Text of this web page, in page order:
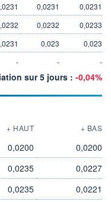
0,0231
0,0231
0,0232
0,0233
0,023
0,023
- - -
sur 5 jours : -0,04%
+ HAUT + BAS
0,0200
0,0200
0,0235
0,0227
0,0235
0,0221